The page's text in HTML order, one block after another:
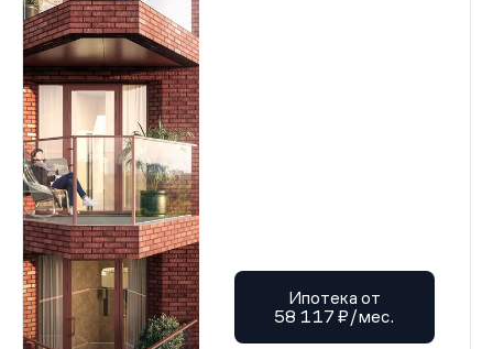
Ипотека от
58 117 ₽/мес.